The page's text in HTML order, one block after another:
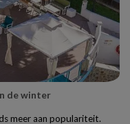
de winter
meer aan populariteit.